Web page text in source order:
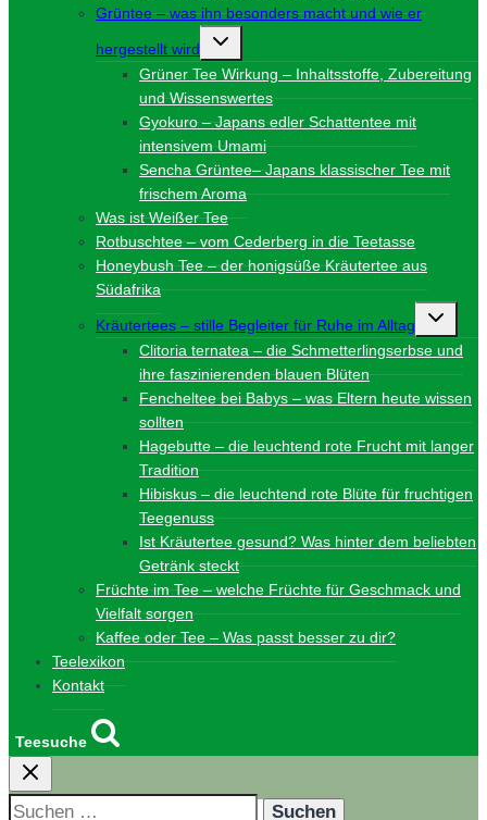
Grüntee – was ihn besonders macht und wie er
hergestellt wird
Untermenü
Grüner Tee Wirkung – Inhaltsstoffe, Zubereitung
und Wissenswertes
Gyokuro – Japans edler Schattentee mit
intensivem Umami
Sencha Grüntee– Japans klassischer Tee mit
frischem Aroma
Was ist Weißer Tee
Rotbuschtee – vom Cederberg in die Teetasse
Honeybush Tee – der honigsüße Kräutertee aus
Südafrika
Kräutertees – stille Begleiter für Ruhe im Alltag
Clitoria ternatea – die Schmetterlingserbse und
ihre faszinierenden blauen Blüten
Fencheltee bei Babys – was Eltern heute wissen
sollten
Hagebutte – die leuchtend rote Frucht mit langer
Tradition
Hibiskus – die leuchtend rote Blüte für fruchtigen
Teegenuss
Ist Kräutertee gesund? Was hinter dem beliebten
Getränk steckt
Früchte im Tee – welche Früchte für Geschmack und
Vielfalt sorgen
Kaffee oder Tee – Was passt besser zu dir?
Teelexikon
Kontakt
Teesuche
Suchen